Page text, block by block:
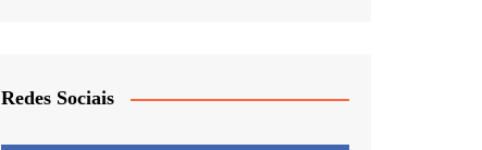
Redes Sociais